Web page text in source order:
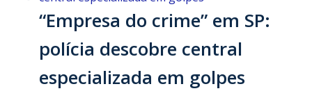
“Empresa do crime” em SP:
polícia descobre central
especializada em golpes